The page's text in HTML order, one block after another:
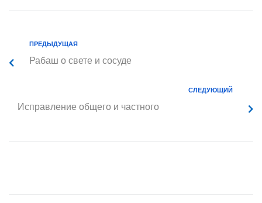
ПРЕДЫДУЩАЯ
Рабаш о свете и сосуде
СЛЕДУЮЩИЙ
Исправление общего и частного